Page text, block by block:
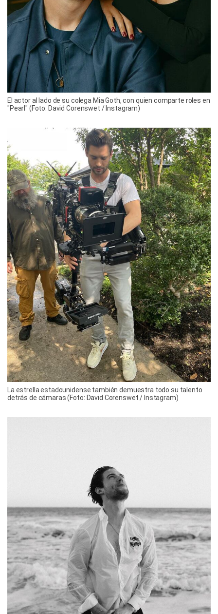
El actor al lado de su colega Mia Goth, con quien comparte roles en
"Pearl" (Foto: David Corenswet / Instagram)
La estrella estadounidense también demuestra todo su talento
detrás de cámaras (Foto: David Corenswet / Instagram)